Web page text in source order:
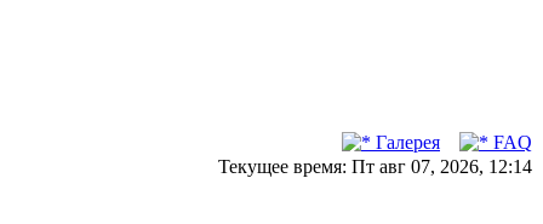
Галерея
FAQ
Текущее время: Пт авг 07, 2026, 12:14